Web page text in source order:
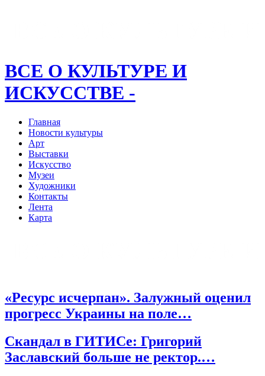
ВСЕ О КУЛЬТУРЕ И
ИСКУССТВЕ -
Главная
Новости культуры
Арт
Выставки
Искусство
Музеи
Художники
Контакты
Лента
Карта
«Ресурс исчерпан». Залужный оценил
прогресс Украины на поле…
Скандал в ГИТИСе: Григорий
Заславский больше не ректор.…